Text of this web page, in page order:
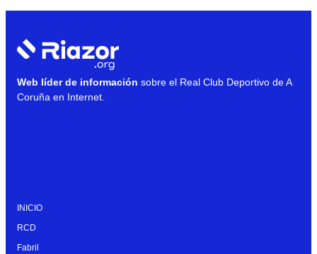
Web líder de información sobre el Real Club Deportivo de A
Coruña en Internet.
INICIO
RCD
Fabril